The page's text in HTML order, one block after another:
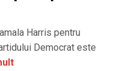
Harris pentru
Democrat este